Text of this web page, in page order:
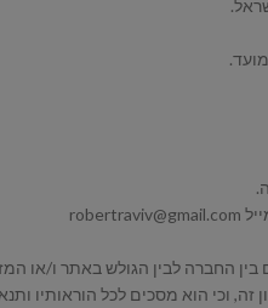
וכי הוא מסכים לכל הוראותיו